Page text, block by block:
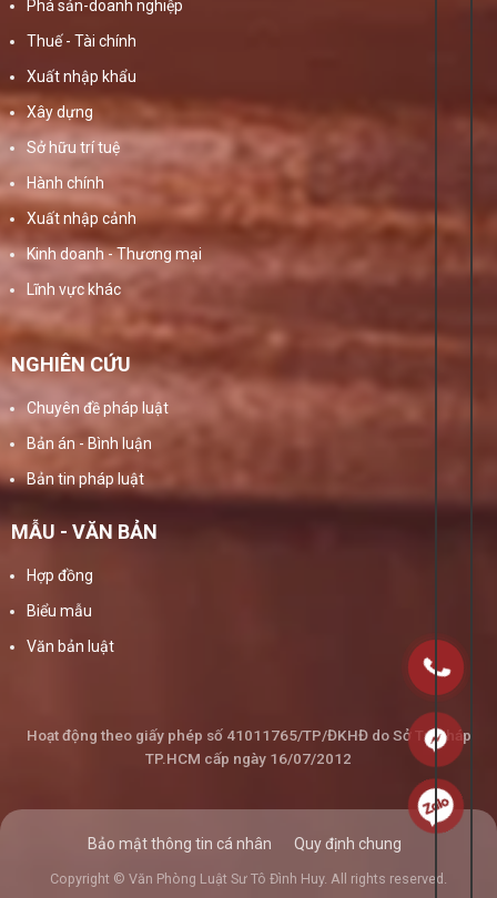
Phá sản-doanh nghiệp
Thuế - Tài chính
Xuất nhập khẩu
Xây dựng
Sở hữu trí tuệ
Hành chính
Xuất nhập cảnh
Kinh doanh - Thương mại
Lĩnh vực khác
NGHIÊN CỨU
Chuyên đề pháp luật
Bản án - Bình luận
Bản tin pháp luật
MẪU - VĂN BẢN
Hợp đồng
Biểu mẫu
Văn bản luật
Hoạt động theo giấy phép số 41011765/TP/ĐKHĐ do Sở Tư Pháp
TP.HCM cấp ngày 16/07/2012
Bảo mật thông tin cá nhân Quy định chung
Copyright © Văn Phòng Luật Sư Tô Đình Huy. All rights reserved.